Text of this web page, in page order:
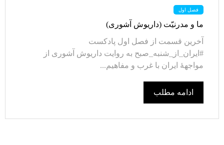
فصل اول
ما و مدرنیّت (داریوش آشوری)
آخرین قسمت از فصل اول پادکست
#ایران_از_شنبه_صبح به روایت داریوش آشوری از
مواجهۀ ایران با غرب و مفاهیم...
ادامه مطلب